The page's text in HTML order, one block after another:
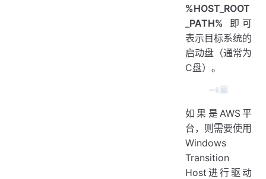
%HOST_ROOT
_PATH% 即可
表示目标系统的
启动盘（通常为
C盘）。
如果是AWS平
台，则需要使用
Windows
Transition
Host进行驱动